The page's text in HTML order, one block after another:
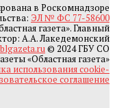
в Роскомнадзоре
ЭЛ № ФС 77-58600
газета». Главный
А.А. Лакедемонский
© 2024 ГБУ СО
«Областная газета»
использования cookie-
соглашение